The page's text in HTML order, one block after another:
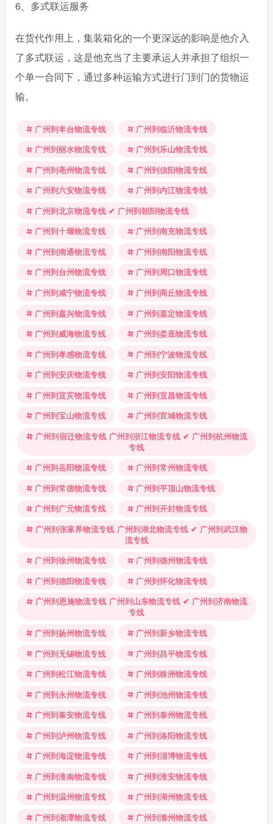
6、多式联运服务
在货代作用上，集装箱化的一个更深远的影响是他介入
了多式联运，这是他充当了主要承运人并承担了组织一
个单一合同下，通过多种运输方式进行门到门的货物运
输。
广州到丰台物流专线
广州到临沂物流专线
广州到丽水物流专线
广州到乐山物流专线
广州到亳州物流专线
广州到信阳物流专线
广州到六安物流专线
广州到内江物流专线
广州到北京物流专线 ✔ 广州到朝阳物流专线
广州到十堰物流专线
广州到南充物流专线
广州到南通物流专线
广州到南阳物流专线
广州到台州物流专线
广州到周口物流专线
广州到咸宁物流专线
广州到商丘物流专线
广州到嘉兴物流专线
广州到嘉定物流专线
广州到威海物流专线
广州到娄底物流专线
广州到孝感物流专线
广州到宁波物流专线
广州到安庆物流专线
广州到安阳物流专线
广州到宜宾物流专线
广州到宜昌物流专线
广州到宝山物流专线
广州到宣城物流专线
广州到宿迁物流专线 广州到浙江物流专线 ✔ 广州到杭州物流
专线
广州到岳阳物流专线
广州到常州物流专线
广州到常德物流专线
广州到平顶山物流专线
广州到广元物流专线
广州到开封物流专线
广州到张家界物流专线 广州到湖北物流专线 ✔ 广州到武汉物
流专线
广州到徐州物流专线
广州到德州物流专线
广州到德阳物流专线
广州到怀化物流专线
广州到恩施物流专线 广州到山东物流专线 ✔ 广州到济南物流
专线
广州到扬州物流专线
广州到新乡物流专线
广州到无锡物流专线
广州到昌平物流专线
广州到松江物流专线
广州到株洲物流专线
广州到永州物流专线
广州到池州物流专线
广州到泰安物流专线
广州到泰州物流专线
广州到泸州物流专线
广州到洛阳物流专线
广州到海淀物流专线
广州到淄博物流专线
广州到淮南物流专线
广州到淮安物流专线
广州到温州物流专线
广州到湖州物流专线
广州到湘潭物流专线
广州到滁州物流专线